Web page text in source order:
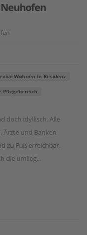
Neuhofen
Wohnen in Residenz
Pflegebereich
doch idyllisch. Alle
Ärzte und Banken
zu Fuß erreichbar.
die umlieg...